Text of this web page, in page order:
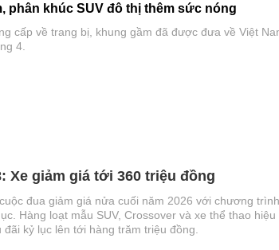
phân khúc SUV đô thị thêm sức nóng
cấp về trang bị, khung gầm đã được đưa về Việt
4.
Xe giảm giá tới 360 triệu đồng
đua giảm giá nửa cuối năm 2026 với chương trình
Hàng loạt mẫu SUV, Crossover và xe thể thao hiệu
kỷ lục lên tới hàng trăm triệu đồng.